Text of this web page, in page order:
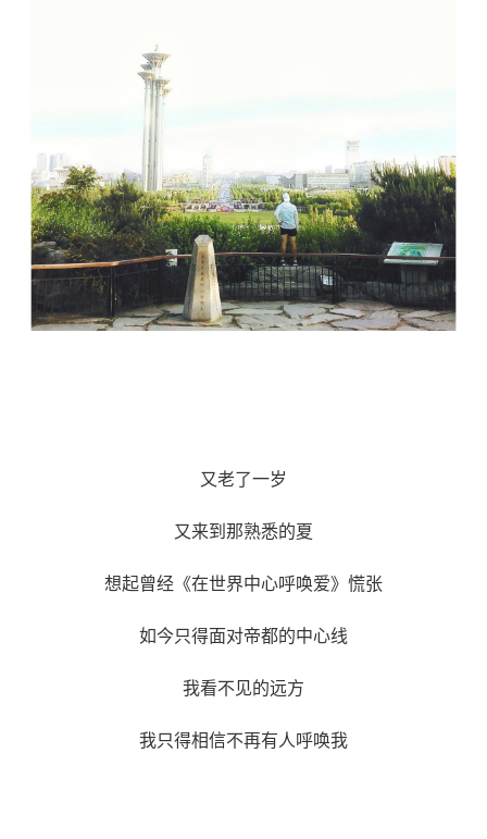
又老了一岁
又来到那熟悉的夏
想起曾经《在世界中心呼唤爱》慌张
如今只得面对帝都的中心线
我看不见的远方
我只得相信不再有人呼唤我